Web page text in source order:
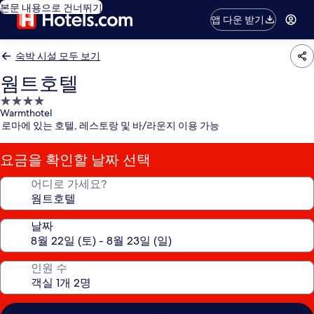
본문 내용으로 건너뛰기
앱 다운 받기
숙박 시설 모두 보기
웜트호텔
4.0
성
급
숙
박
시
Warmthotel
로마에 있는 호텔, 레스토랑 및 바/라운지 이용 가능
요금을 확인할 날짜 선택
어디로 가세요?
날짜
인원 수